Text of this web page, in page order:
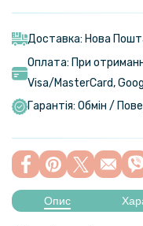
Чохол-книжка
Чохол-накладка Armor
S23 Ultra
Чохол-гаманець CaseMe
Ultra
Доставка: Нова
Оплата: При
Visa/MasterСard,
Гарантія: Обмін /
Опис